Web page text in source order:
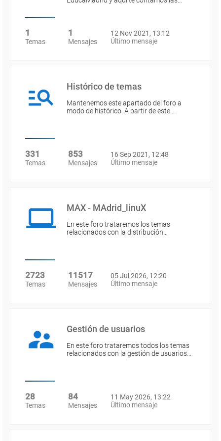
1
Temas
1
Mensajes
12 Nov 2021, 13:12
Último mensaje
Histórico de temas
Mantenemos este apartado del foro a
modo de histórico. A partir de este…
331
Temas
853
Mensajes
16 Sep 2021, 12:48
Último mensaje
MAX - MAdrid_linuX
En este foro trataremos los temas
relacionados con la distribución…
2723
Temas
11517
Mensajes
05 Jul 2026, 12:20
Último mensaje
Gestión de usuarios
En este foro trataremos todos los temas
relacionados con la gestión de usuarios…
28
Temas
84
Mensajes
11 May 2026, 13:22
Último mensaje